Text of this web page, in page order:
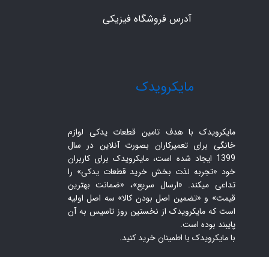
مایکرویدک با هدف تامین قطعات یدکی لوازم
خانگی برای تعمیرکاران بصورت آنلاین در سال
1399 ایجاد شده است، مایکرویدک برای کاربران
خود «تجربه لذت بخش خرید قطعات یدکی» را
تداعی میکند. «ارسال سریع»، «ضمانت بهترین
قیمت» و «تضمین اصل بودن کالا» سه اصل اولیه
است که مایکرویدک از نخستین روز تاسیس به آن
پایبند بوده است.
با مایکرویدک با اطمینان خرید کنید.​​​​​​​
​مایکرویدک
آدرس فروشگاه فیزیکی